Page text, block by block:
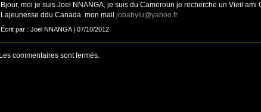
Bjour, moi je suis Joel NNANGA, je suis du Cameroun je recherche un Vieil ami
Lajeunesse ddu Canada. mon mail jobabylu@yahoo.fr
Écrit par : Joel NNANGA | 07/10/2012
Les commentaires sont fermés.